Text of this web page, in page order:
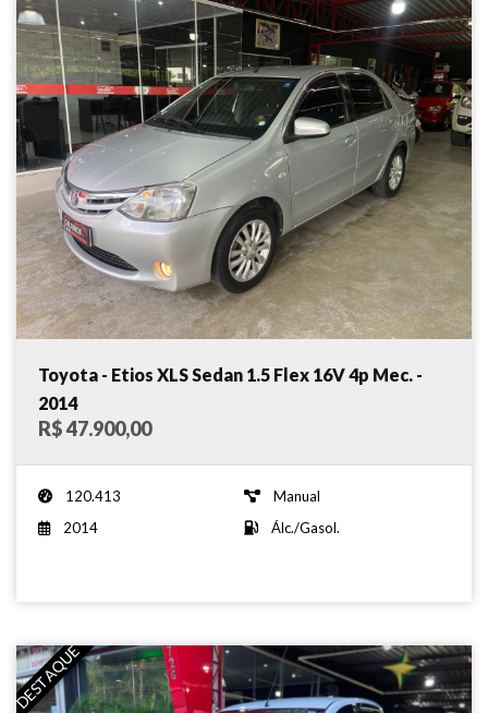
Toyota - Etios XLS Sedan 1.5 Flex 16V 4p Mec. -
2014
R$ 47.900,00
120.413
Manual
2014
Álc./Gasol.
DESTAQUE